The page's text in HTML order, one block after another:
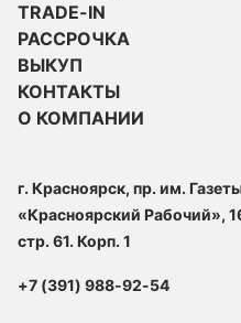
TRADE-IN
РАССРОЧКА
ВЫКУП
КОНТАКТЫ
О КОМПАНИИ
г. Красноярск, пр. им.
«Красноярский Рабочий»,
стр. 61. Корп. 1
+7 (391) 988-92-54